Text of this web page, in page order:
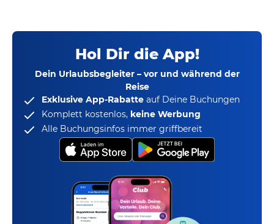
Hol Dir die App!
Dein Urlaubsbegleiter – vor und während der
Reise
Exklusive App-Rabatte auf Deine Buchungen
Komplett kostenlos, keine Werbung
Alle Buchungsinfos immer griffbereit